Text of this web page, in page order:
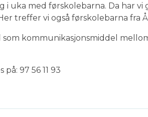
i uka med førskolebarna. Da har
treffer vi også førskolebarna fra
kommunikasjonsmiddel
97 56 11 93